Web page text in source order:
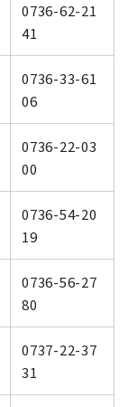
0736-62-21
41
0736-33-61
06
0736-22-03
00
0736-54-20
19
0736-56-27
80
0737-22-37
31